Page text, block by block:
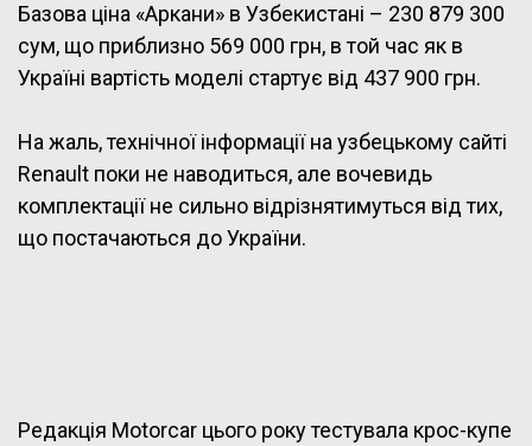
Базова ціна «Аркани» в Узбекистані – 230 879 300
сум, що приблизно 569 000 грн, в той час як в
Україні вартість моделі стартує від 437 900 грн.
На жаль, технічної інформації на узбецькому сайті
Renault поки не наводиться, але вочевидь
комплектації не сильно відрізнятимуться від тих,
що постачаються до України.
Редакція Motorcar цього року тестувала крос-купе